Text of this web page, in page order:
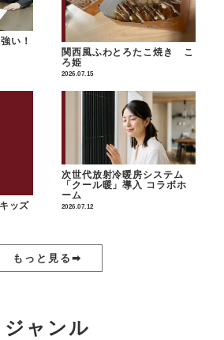
い！
関西風ふわとろたこ焼き こ
ろ姫
2026.07.15
ッズ
次世代放射冷暖房システム
「クール暖」導入 コラボホ
ーム
2026.07.12
もっと見る➡︎
ジャンル